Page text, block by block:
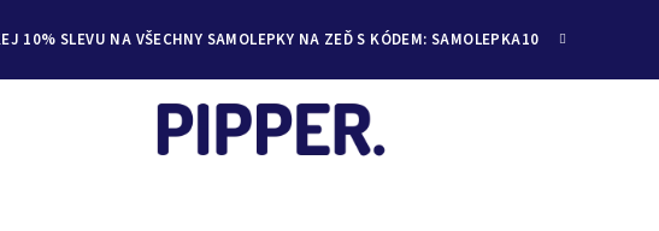
10% SLEVU NA VŠECHNY SAMOLEPKY NA ZEĎ S KÓDEM: SAMOLEPKA10